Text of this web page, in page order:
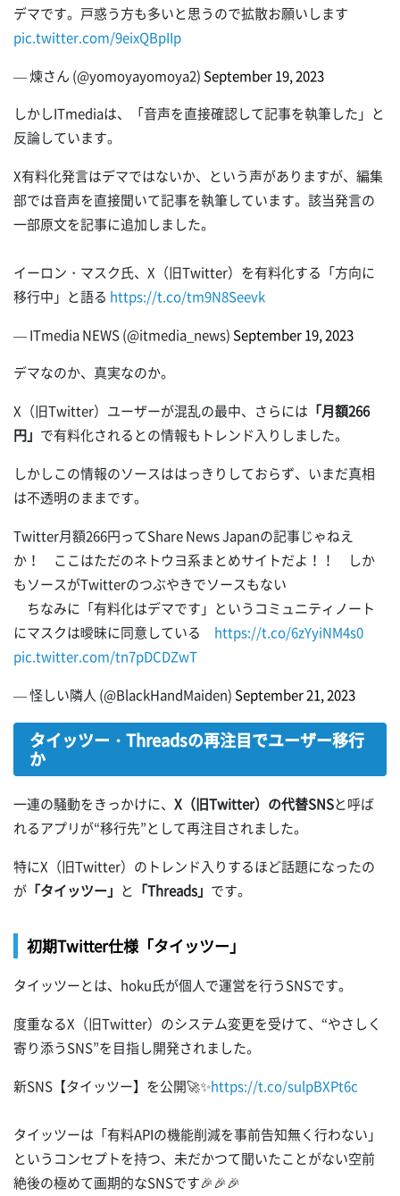
デマです。戸惑う方も多いと思うので拡散お願いします
pic.twitter.com/9eixQBpIIp
— 煉さん (@yomoyayomoya2) September 19, 2023
しかしITmediaは、「音声を直接確認して記事を執筆した」と
反論しています。
X有料化発言はデマではないか、という声がありますが、編集
部では音声を直接聞いて記事を執筆しています。該当発言の
一部原文を記事に追加しました。
イーロン・マスク氏、X（旧Twitter）を有料化する「方向に
移行中」と語る https://t.co/tm9N8Seevk
— ITmedia NEWS (@itmedia_news) September 19, 2023
デマなのか、真実なのか。
X（旧Twitter）ユーザーが混乱の最中、さらには 「月額266
円」 で有料化されるとの情報もトレンド入りしました。
しかしこの情報のソースははっきりしておらず、いまだ真相
は不透明のままです。
Twitter月額266円ってShare News Japanの記事じゃねえ
か！ ここはただのネトウヨ系まとめサイトだよ！！ しか
もソースがTwitterのつぶやきでソースもない
ちなみに「有料化はデマです」というコミュニティノート
にマスクは曖昧に同意している https://t.co/6zYyiNM4s0
pic.twitter.com/tn7pDCDZwT
— 怪しい隣人 (@BlackHandMaiden) September 21, 2023
タイッツー・Threadsの再注目でユーザー移行
か
一連の騒動をきっかけに、 X（旧Twitter）の代替SNSと呼ば
れるアプリが“移行先”として再注目されました。
特にX（旧Twitter）のトレンド入りするほど話題になったの
が 「タイッツー」 と 「Threads」 です。
初期Twitter仕様「タイッツー」
タイッツーとは、hoku氏が個人で運営を行うSNSです。
度重なるX（旧Twitter）のシステム変更を受けて、“やさしく
寄り添うSNS”を目指し開発されました。
新SNS【タイッツー】を公開🚀✨https://t.co/sulpBXPt6c
タイッツーは「有料APIの機能削減を事前告知無く行わない」
というコンセプトを持つ、未だかつて聞いたことがない空前
絶後の極めて画期的なSNSです🎉🎉🎉